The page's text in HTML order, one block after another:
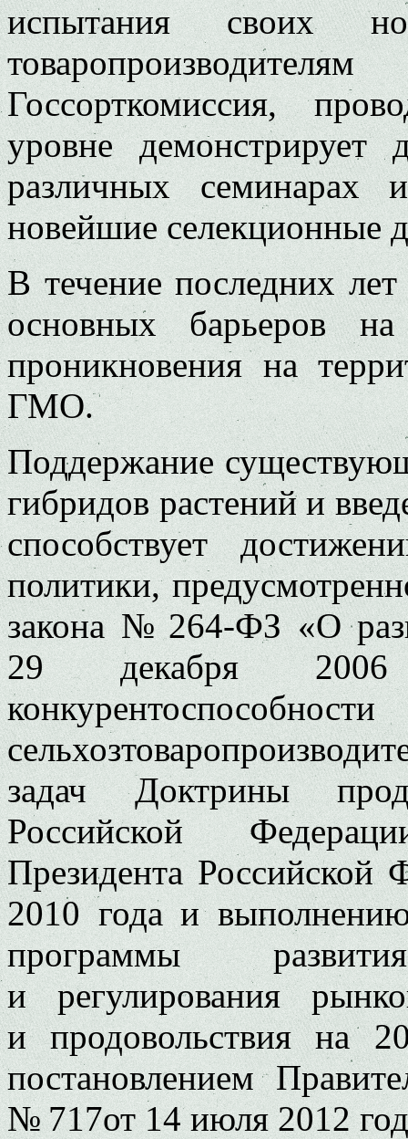
испытания своих
Госсорткомиссия,
уровне демонстрирует
различных семинарах
новейшие селекционные
В течение последних
основных барьеров на
проникновения на
ГМО.
Поддержание
гибридов растений и
способствует
политики,
закона № 264-ФЗ «О
29 декабря
задач Доктрины
Российской
Президента
2010 года и выполнению
программы
и регулирования
и продовольствия на
постановлением
№ 717от 14 июля 2012